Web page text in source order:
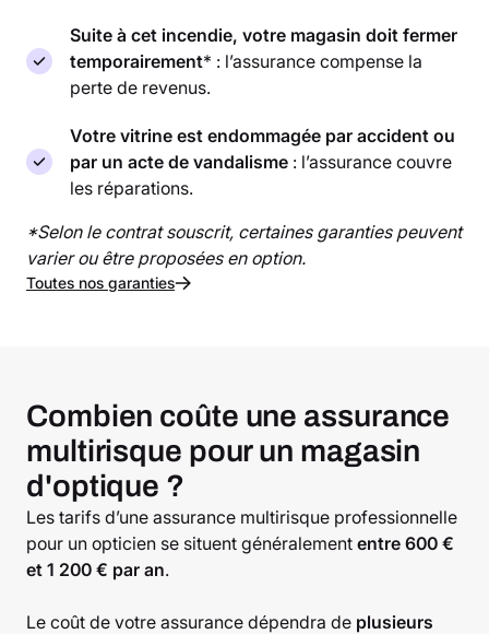
Suite à cet incendie, votre magasin doit fermer
temporairement* : l’assurance compense la
perte de revenus.
Votre vitrine est endommagée par accident ou
par un acte de vandalisme : l’assurance couvre
les réparations.
*Selon le contrat souscrit, certaines garanties peuvent
varier ou être proposées en option.
Toutes nos garanties
Combien coûte une assurance
multirisque pour un magasin
d'optique ?
Les tarifs d’une assurance multirisque professionnelle
pour un opticien se situent généralement entre 600 €
et 1 200 € par an.
Le coût de votre assurance dépendra de plusieurs